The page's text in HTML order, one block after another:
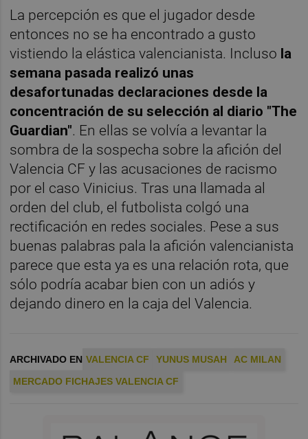
La percepción es que el jugador desde
entonces no se ha encontrado a gusto
vistiendo la elástica valencianista. Incluso la
semana pasada realizó unas
desafortunadas declaraciones desde la
concentración de su selección al diario "The
Guardian". En ellas se volvía a levantar la
sombra de la sospecha sobre la afición del
Valencia CF y las acusaciones de racismo
por el caso Vinicius. Tras una llamada al
orden del club, el futbolista colgó una
rectificación en redes sociales. Pese a sus
buenas palabras pala la afición valencianista
parece que esta ya es una relación rota, que
sólo podría acabar bien con un adiós y
dejando dinero en la caja del Valencia.
ARCHIVADO EN VALENCIA CF YUNUS MUSAH
AC MILAN
MERCADO FICHAJES VALENCIA CF